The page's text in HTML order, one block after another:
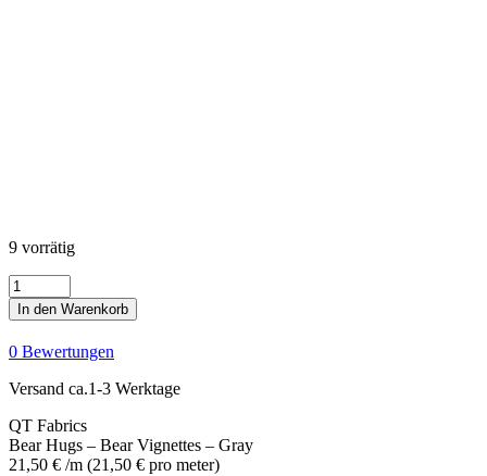
9 vorrätig
Bear
Hugs
-
Bear
Vignettes
-
Gray
Menge
In den Warenkorb
0 Bewertungen
Versand ca.1-3 Werktage
QT Fabrics
Bear Hugs – Bear Vignettes – Gray
21,50 € /m (21,50 € pro meter)